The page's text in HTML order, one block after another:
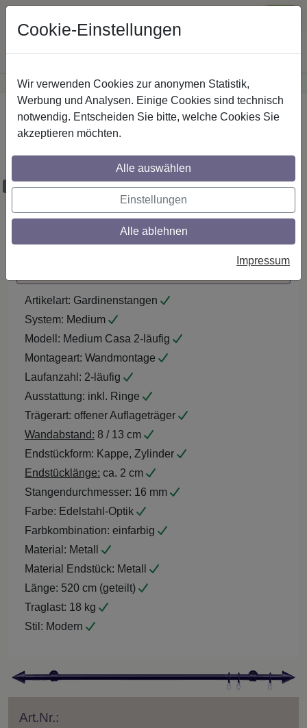
Günstige Versandkosteninnerhalb Österreichs· Sichere Zahlung
Startseite
Stilg. 16 mm 2-lfg. Medium Casa 520 cm
Edelst.-O.
Maßzuschnitt möglich
Artikelart: Gardinenstangen
System: Medium
Modell: Medium Casa 2-läufig
Montageart: Wandmontage
Laufanzahl: 2-läufig
Ausstattung: inkl. Ringe
Trägerart: offener Auflageträger
Wandabstand: 8 / 13 cm
Endstückform: Kappe, Zylinder
Endstücklänge: ca. 2 cm
Stangendurchmesser: 16 mm
Farbe: Edelstahl-Optik
Farbkombination: einfarbig
Material: Metall
Material Endstück: Metall
Länge: 520 cm (geteilt)
Traglast: 18 kg
Stil: Modern
Art.Nr.:
Cookie-Einstellungen
Wir verwenden Cookies zur anonymen Statistik,
Werbung und Analysen. Einige Cookies sind technisch
notwendig. Entscheiden Sie bitte, welche Cookies Sie
akzeptieren möchten.
Alle auswählen
Einstellungen
Alle ablehnen
Impressum